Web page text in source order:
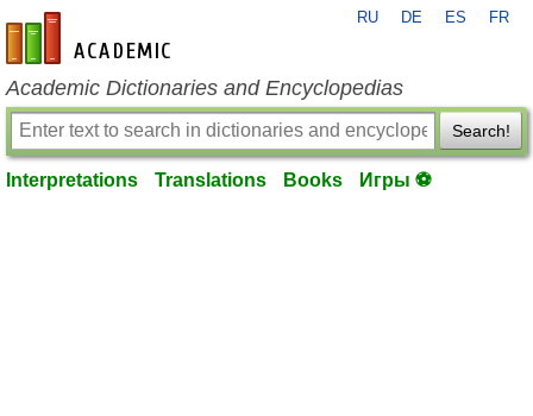
en-academic.com
RU DE ES FR
Academic Dictionaries and Encyclopedias
Search!
Interpretations Translations Books Игры ⚽